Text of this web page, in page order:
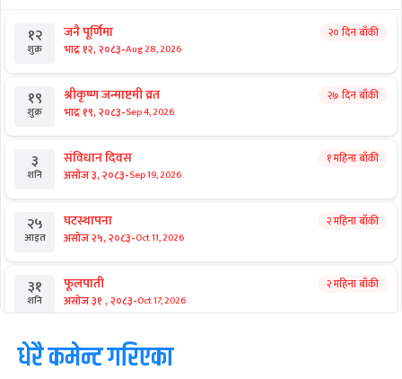
१२
शुक्र
जनै पूर्णिमा
भाद्र १२, २०८३-Aug 28, 2026
२० दिन बाँकी
१९
शुक्र
श्रीकृष्ण जन्माष्टमी व्रत
भाद्र १९, २०८३-Sep 4, 2026
२७ दिन बाँकी
३
शनि
संविधान दिवस
असोज ३, २०८३-Sep 19, 2026
१ महिना बाँकी
२५
आइत
घटस्थापना
असोज २५, २०८३-Oct 11, 2026
२ महिना बाँकी
३१
शनि
फूलपाती
असोज ३१ , २०८३-Oct 17, 2026
२ महिना बाँकी
१
आइत
कार्तिक सङ्क्रान्ति
कार्तिक १, २०८३-Oct 18, 2026
धेरै कमेन्ट गरिएका